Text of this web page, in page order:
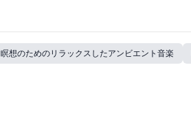
瞑想のためのリラックスしたアンビエント音楽